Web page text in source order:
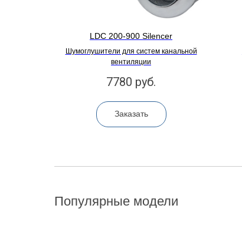
LDC 200-900 Silencer
Шумоглушители для систем канальной
вентиляции
7780 руб.
Заказать
Популярные модели